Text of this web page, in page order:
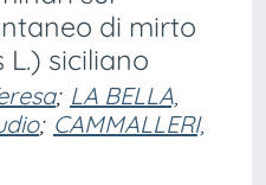
di mirto
siciliano
; LA BELLA,
; CAMMALLERI,